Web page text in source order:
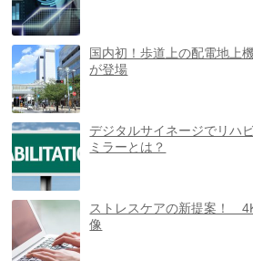
国内初！歩道上の配電地上
が登場
デジタルサイネージでリハ
ミラーとは？
ストレスケアの新提案！
像